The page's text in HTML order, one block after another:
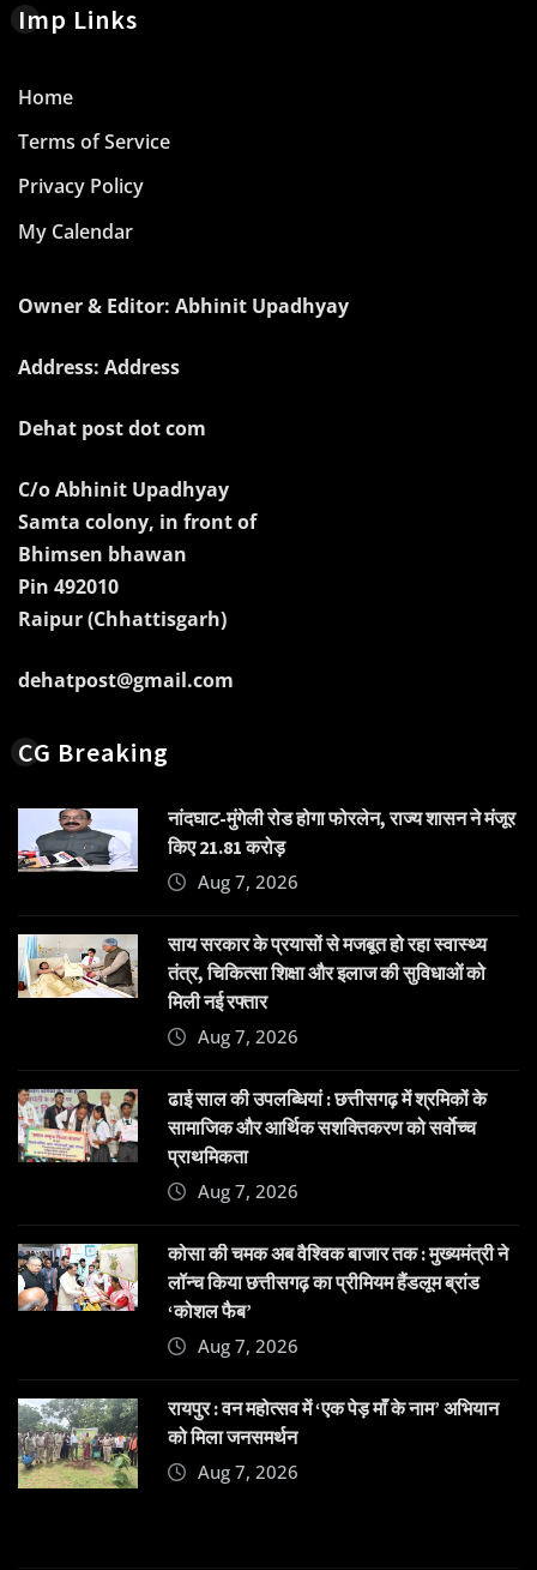
Imp Links
Home
Terms of Service
Privacy Policy
My Calendar
Owner & Editor: Abhinit Upadhyay
Address: Address
Dehat post dot com
C/o Abhinit Upadhyay
Samta colony, in front of
Bhimsen bhawan
Pin 492010
Raipur (Chhattisgarh)
dehatpost@gmail.com
CG Breaking
नांदघाट-मुंगेली रोड होगा फोरलेन, राज्य शासन ने मंजूर
किए 21.81 करोड़
Aug 7, 2026
साय सरकार के प्रयासों से मजबूत हो रहा स्वास्थ्य
तंत्र, चिकित्सा शिक्षा और इलाज की सुविधाओं को
मिली नई रफ्तार
Aug 7, 2026
ढाई साल की उपलब्धियां : छत्तीसगढ़ में श्रमिकों के
सामाजिक और आर्थिक सशक्तिकरण को सर्वाेच्च
प्राथमिकता
Aug 7, 2026
कोसा की चमक अब वैश्विक बाजार तक : मुख्यमंत्री ने
लॉन्च किया छत्तीसगढ़ का प्रीमियम हैंडलूम ब्रांड
‘कोशल फैब’
Aug 7, 2026
रायपुर : वन महोत्सव में ‘एक पेड़ माँ के नाम’ अभियान
को मिला जनसमर्थन
Aug 7, 2026